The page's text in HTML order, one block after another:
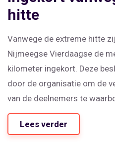
hitte
Vanwege de extreme hitte
Nijmeegse Vierdaagse de
kilometer ingekort. Deze
door de organisatie om de
van de deelnemers te
wandelaars ontvingen
Vierdaagsekruisje.
Lees verder